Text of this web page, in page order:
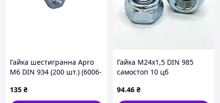
Гайка шестигранна Apro
М6 DIN 934 (200 шт.) (6006-
135 ₴
Гайка М24х1,5 DIN 985
самостоп 10 цб
94.46 ₴